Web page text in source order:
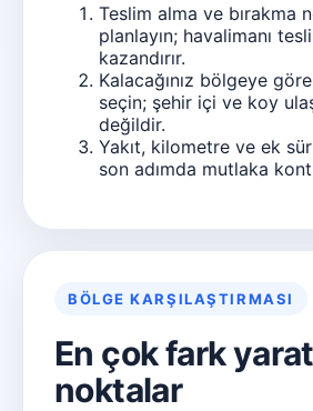
Teslim alma ve bırakma
planlayın; havalimanı
kazandırır.
Kalacağınız bölgeye göre
seçin; şehir içi ve koy
değildir.
Yakıt, kilometre ve ek
son adımda mutlaka
BÖLGE KARŞILAŞTIRMASI
En çok fark
noktalar